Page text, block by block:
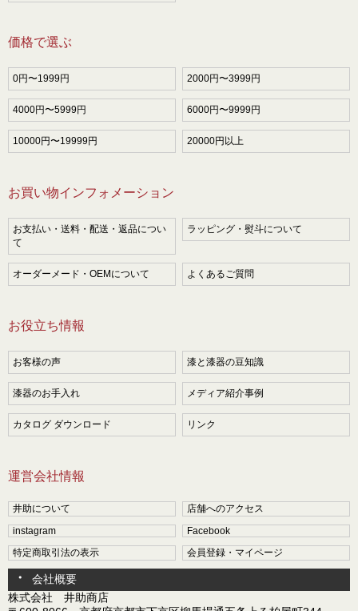
価格で選ぶ
0円〜1999円 2000円〜3999円
4000円〜5999円 6000円〜9999円
10000円〜19999円 20000円以上
お買い物インフォメーション
お支払い・送料・配送・返品につい
て
ラッピング・熨斗について
オーダーメード・OEMについて よくあるご質問
お役立ち情報
お客様の声 漆と漆器の豆知識
漆器のお手入れ メディア紹介事例
カタログ ダウンロード リンク
運営会社情報
井助について
店舗へのアクセス
instagram
Facebook
特定商取引法の表示
会員登録・マイページ
会社概要
株式会社 井助商店